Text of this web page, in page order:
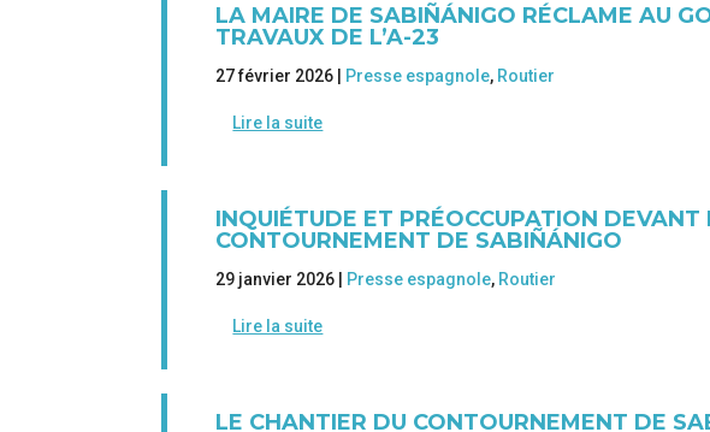
LA MAIRE DE SABIÑÁNIGO RÉCLAME AU
TRAVAUX DE L’A-23
27 février 2026 | Presse espagnole, Routier
Lire la suite
INQUIÉTUDE ET PRÉOCCUPATION DEVANT
CONTOURNEMENT DE SABIÑÁNIGO
29 janvier 2026 | Presse espagnole, Routier
Lire la suite
LE CHANTIER DU CONTOURNEMENT DE